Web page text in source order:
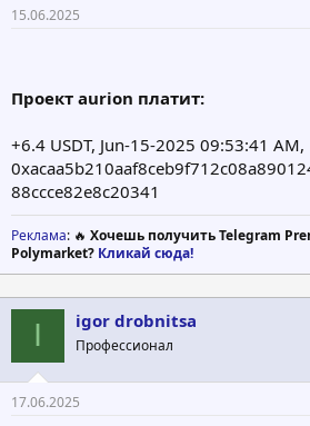
15.06.2025
Проект aurion платит:
+6.4 USDT, Jun-15-2025 09:53:41 AM,
88ccce82e8c20341
Реклама: 🔥 Хочешь получить Telegram
Polymarket? Кликай сюда!
I igor drobnitsa
Профессионал
17.06.2025